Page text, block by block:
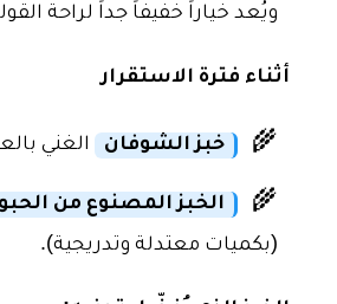
ويُعد خياراً خفيفاً جداً لراحة
أثناء فترة الاستقرار
🌾 خبز الشوفان الغني
🌾
الخبز المصنوع من
(بكميات معتدلة وتدريجية).